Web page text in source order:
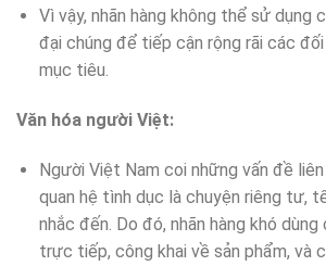
Vì vậy, nhãn hàng không thể sử dụng
đại chúng để tiếp cận rộng rãi các
mục tiêu.
Văn hóa người Việt:
Người Việt Nam coi những vấn đề
quan hệ tình dục là chuyện riêng tư,
nhắc đến. Do đó, nhãn hàng khó
trực tiếp, công khai về sản phẩm, và